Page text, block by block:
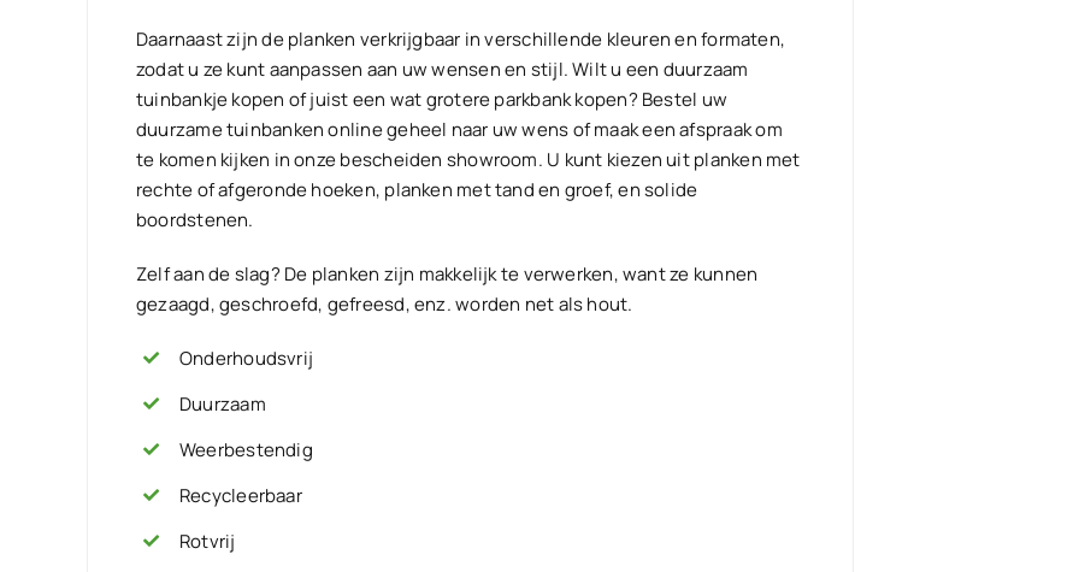
Daarnaast zijn de planken verkrijgbaar in verschillende kleuren en formaten,
zodat u ze kunt aanpassen aan uw wensen en stijl. Wilt u een duurzaam
tuinbankje kopen of juist een wat grotere parkbank kopen? Bestel uw
duurzame tuinbanken online geheel naar uw wens of maak een afspraak om
te komen kijken in onze bescheiden showroom. U kunt kiezen uit planken met
rechte of afgeronde hoeken, planken met tand en groef, en solide
boordstenen.
Zelf aan de slag? De planken zijn makkelijk te verwerken, want ze kunnen
gezaagd, geschroefd, gefreesd, enz. worden net als hout.
Onderhoudsvrij
Duurzaam
Weerbestendig
Recycleerbaar
Rotvrij